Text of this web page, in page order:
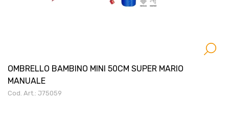
OMBRELLO BAMBINO MINI 50CM SUPER MARIO
MANUALE
Cod. Art.: J75059